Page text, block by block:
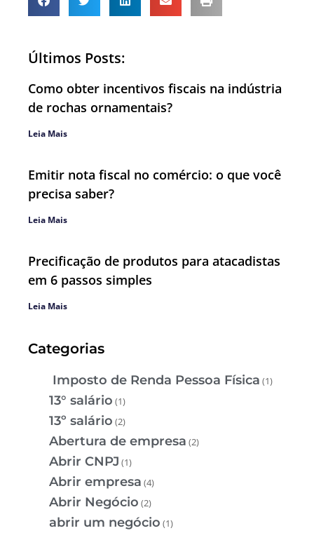
Últimos Posts:
Como obter incentivos fiscais na indústria
de rochas ornamentais?
Leia Mais
Emitir nota fiscal no comércio: o que você
precisa saber?
Leia Mais
Precificação de produtos para atacadistas
em 6 passos simples
Leia Mais
Categorias
Imposto de Renda Pessoa Física (1)
13° salário (1)
13º salário (2)
Abertura de empresa (2)
Abrir CNPJ (1)
Abrir empresa (4)
Abrir Negócio (2)
abrir um negócio (1)